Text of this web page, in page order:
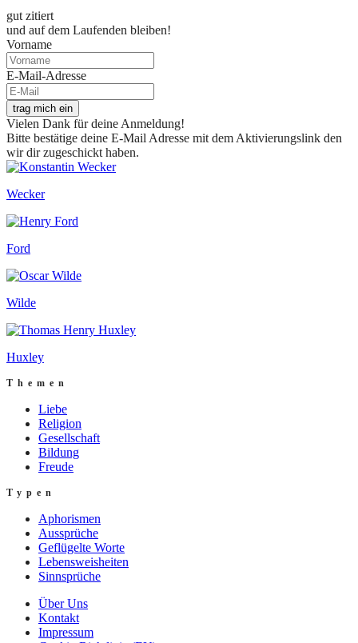
gut zitiert
und auf dem Laufenden bleiben!
Vorname
E-Mail-Adresse
trag mich ein
Vielen Dank für deine Anmeldung!
Bitte bestätige deine E-Mail Adresse mit dem Aktivierungslink den
wir dir zugeschickt haben.
Wecker
Ford
Wilde
Huxley
Themen
Liebe
Religion
Gesellschaft
Bildung
Freude
Typen
Aphorismen
Aussprüche
Geflügelte Worte
Lebensweisheiten
Sinnsprüche
Über Uns
Kontakt
Impressum